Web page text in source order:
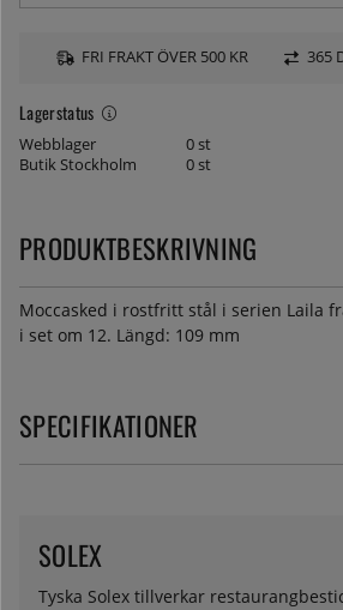
Lagerstatus
Webblager
0 st
Butik Stockholm
0 st
FRI FRAKT ÖVER 500 KR 365
PRODUKTBESKRIVNING
Moccasked i rostfritt stål i serien Laila
i set om 12. Längd: 109 mm
SPECIFIKATIONER
Tyska Solex tillverkar
SOLEX